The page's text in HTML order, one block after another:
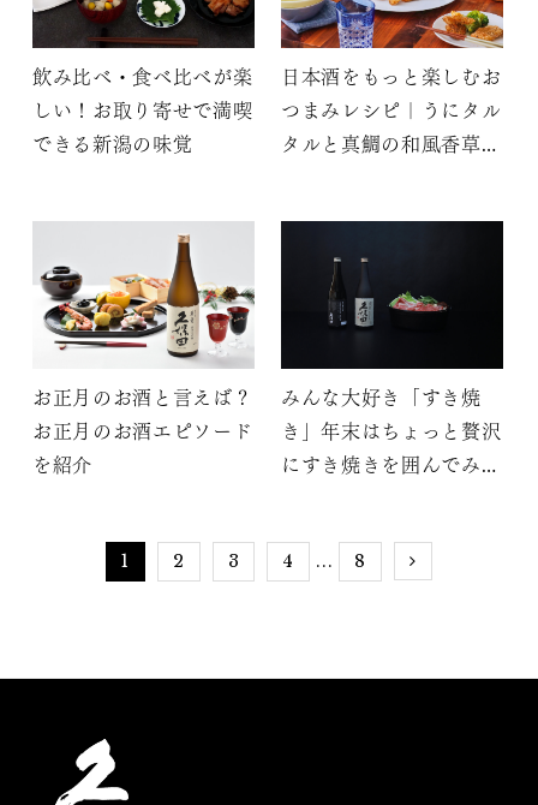
飲み比べ・食べ比べが楽
しい！お取り寄せで満喫
できる新潟の味覚
日本酒をもっと楽しむお
つまみレシピ｜うにタル
タルと真鯛の和風香草焼
お正月のお酒と言えば？
お正月のお酒エピソード
を紹介
みんな大好き「すき焼
き」年末はちょっと贅沢
にすき焼きを囲んでみま
1 2 3 4 ... 8